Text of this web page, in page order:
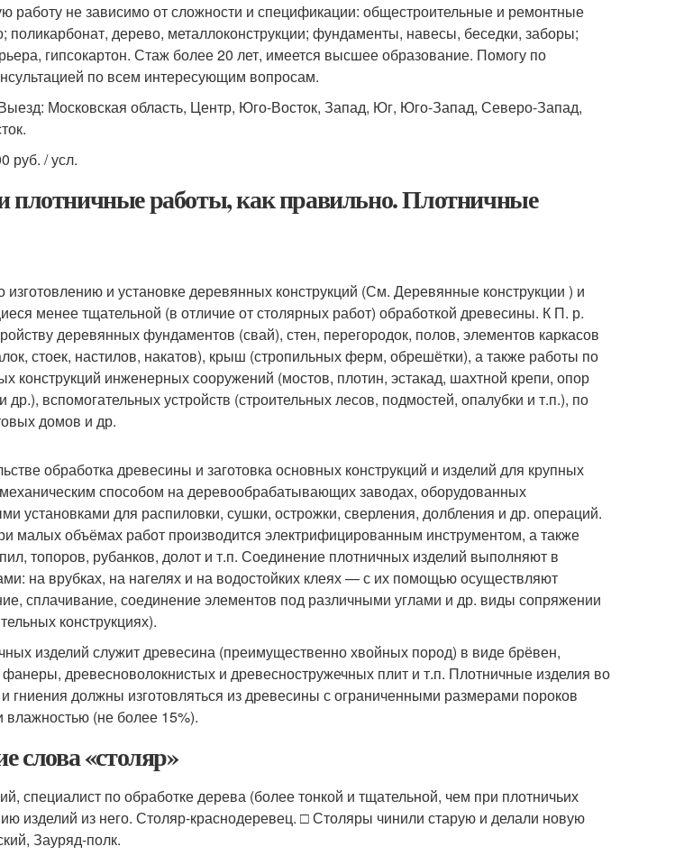
работу не зависимо от сложности и спецификации: общестроительные и ремонтные
поликарбонат, дерево, металлоконструкции; фундаменты, навесы, беседки, заборы;
гипсокартон. Стаж более 20 лет, имеется высшее образование. Помогу по
по всем интересующим вопросам.
Московская область, Центр, Юго-Восток, Запад, Юг, Юго-Запад, Северо-Запад,
руб. / усл.
плотничные работы, как правильно. Плотничные
и установке деревянных конструкций (См. Деревянные конструкции ) и
менее тщательной (в отличие от столярных работ) обработкой древесины. К П. р.
деревянных фундаментов (свай), стен, перегородок, полов, элементов каркасов
стоек, настилов, накатов), крыш (стропильных ферм, обрешётки), а также работы по
конструкций инженерных сооружений (мостов, плотин, эстакад, шахтной крепи, опор
др.), вспомогательных устройств (строительных лесов, подмостей, опалубки и т.п.), по
домов и др.
обработка древесины и заготовка основных конструкций и изделий для крупных
способом на деревообрабатывающих заводах, оборудованных
установками для распиловки, сушки, острожки, сверления, долбления и др. операций.
малых объёмах работ производится электрифицированным инструментом, а также
топоров, рубанков, долот и т.п. Соединение плотничных изделий выполняют в
на врубках, на нагелях и на водостойких клеях — с их помощью осуществляют
сплачивание, соединение элементов под различными углами и др. виды сопряжении
конструкциях).
изделий служит древесина (преимущественно хвойных пород) в виде брёвен,
фанеры, древесноволокнистых и древесностружечных плит и т.п. Плотничные изделия во
гниения должны изготовляться из древесины с ограниченными размерами пороков
влажностью (не более 15%).
слова «столяр»
специалист по обработке дерева (более тонкой и тщательной, чем при плотничьих
изделий из него. Столяр-краснодеревец. □ Столяры чинили старую и делали новую
Зауряд-полк.